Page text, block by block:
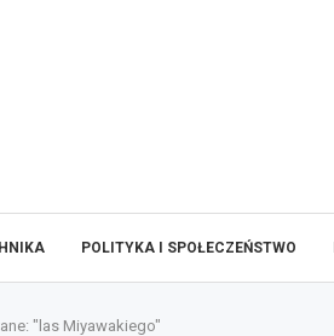
POLITYKA I SPOŁECZEŃSTWO
"las Miyawakiego"